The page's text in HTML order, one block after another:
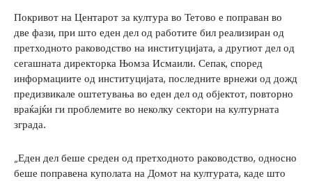
Покривот на Центарот за култура во Тетово е поправан во
две фази, при што еден дел од работите бил реализиран од
претходното раководство на институцијата, а другиот дел од
сегашната директорка Њомза Исмаили. Сепак, според
информациите од институцијата, последните врнежи од дожд
предизвикале оштетувања во еден дел од објектот, повторно
враќајќи ги проблемите во неколку сектори на културната
зграда.
„Еден дел беше среден од претходното раководство, односно
беше поправена куполата на Домот на културата, каде што